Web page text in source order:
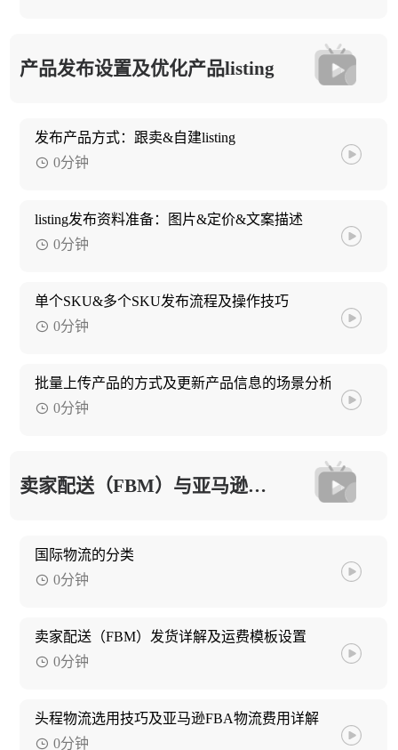
产品发布设置及优化产品listing
发布产品方式：跟卖&自建listing
0分钟
listing发布资料准备：图片&定价&文案描述
0分钟
单个SKU&多个SKU发布流程及操作技巧
0分钟
批量上传产品的方式及更新产品信息的场景分析
0分钟
卖家配送（FBM）与亚马逊物流（FBA）
国际物流的分类
0分钟
卖家配送（FBM）发货详解及运费模板设置
0分钟
头程物流选用技巧及亚马逊FBA物流费用详解
0分钟